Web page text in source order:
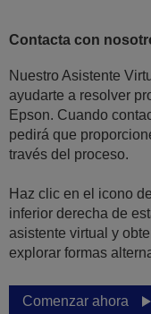
Contacta con
Nuestro Asistente
ayudarte a resolver
Epson. Cuando
pedirá que
través del proceso.
Haz clic en el icono
inferior derecha de
asistente virtual y
explorar formas
Comenzar ahora